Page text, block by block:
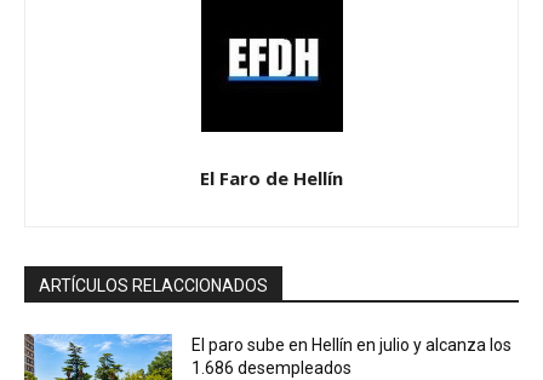
El Faro de Hellín
ARTÍCULOS RELACCIONADOS
El paro sube en Hellín en julio y alcanza los
1.686 desempleados